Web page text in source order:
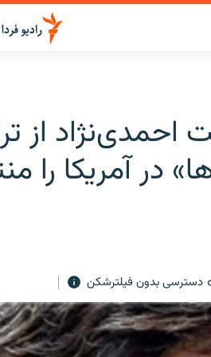
احمدی‌نژاد از
در آمریکا را
دسترسی بدون فیلترشکن